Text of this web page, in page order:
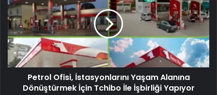
Petrol Ofisi, İstasyonlarını Yaşam Alanına
Dönüştürmek İçin Tchibo İle İşbirliği Yapıyor